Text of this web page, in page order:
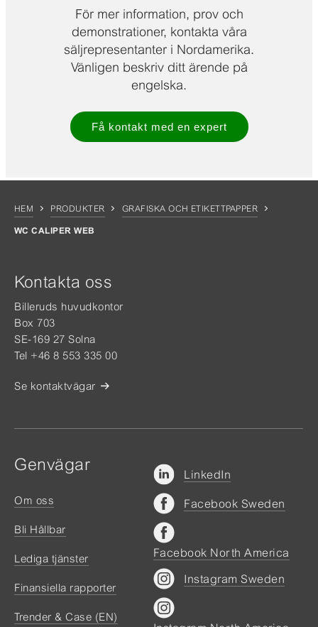
För mer information, prov och
demonstrationer, kontakta våra
säljrepresentanter i Nordamerika.
Vänligen beskriv ditt ärende på
engelska.
Få kontakt med en expert
HEM PRODUKTER GRAFISKA OCH ETIKETTPAPPER
WC CALIPER WEB
Kontakta oss
Billeruds huvudkontor
Box 703
SE-169 27 Solna
Tel +46 8 553 335 00
Se kontaktvägar
Genvägar
Om oss
Bli Hållbar
Lediga tjänster
Finansiella rapporter
Trender & Case (EN)
LinkedIn
Facebook Sweden
Facebook North America
Instagram Sweden